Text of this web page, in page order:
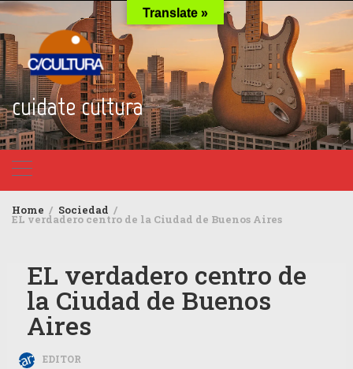
Skip
to
content
cuidate cultura
Home Sociedad
EL verdadero centro de la Ciudad de Buenos Aires
EL verdadero centro de
la Ciudad de Buenos
Aires
EDITOR
Translate »